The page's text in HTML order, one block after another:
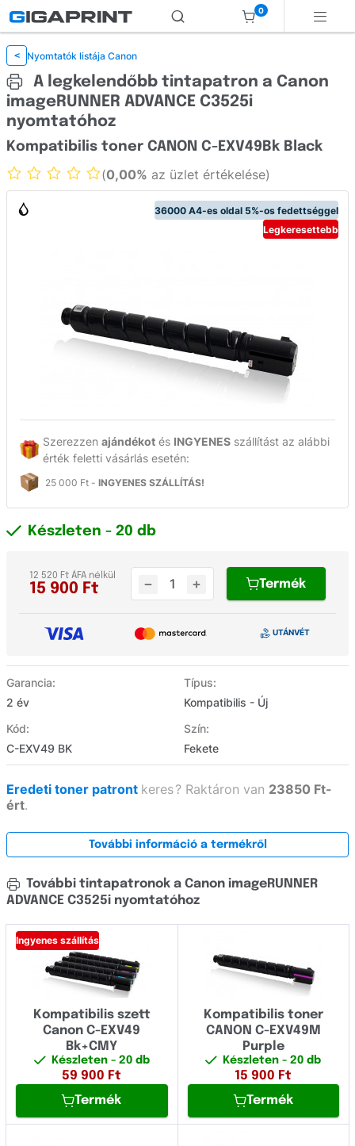
0
< Nyomtatók listája Canon
A legkelendőbb tintapatron a Canon
imageRUNNER ADVANCE C3525i
nyomtatóhoz
36000 A4-es oldal 5%-os fedettséggel
Legkeresettebb
Szerezzen ajándékot és INGYENES szállítást az alábbi
érték feletti vásárlás esetén:
25 000 Ft - INGYENES SZÁLLÍTÁS!
Kompatibilis toner CANON C-EXV49Bk Black
(0,00% az üzlet értékelése)
Garancia:
2 év
Típus:
Kompatibilis - Új
Kód:
C-EXV49 BK
Szín:
Fekete
Készleten - 20 db
15 900 Ft
12 520 Ft ÁFA nélkül
Termék
Eredeti toner patront keres? Raktáron van 23850 Ft-
ért.
További információ a termékről
További tintapatronok a Canon imageRUNNER
ADVANCE C3525i nyomtatóhoz
Ingyenes szállítás
Kompatibilis szett
Canon C-EXV49
Bk+CMY
Készleten - 20 db
59 900 Ft
Termék
Kompatibilis toner
CANON C-EXV49M
Purple
Készleten- 20 db
15 900 Ft
Termék